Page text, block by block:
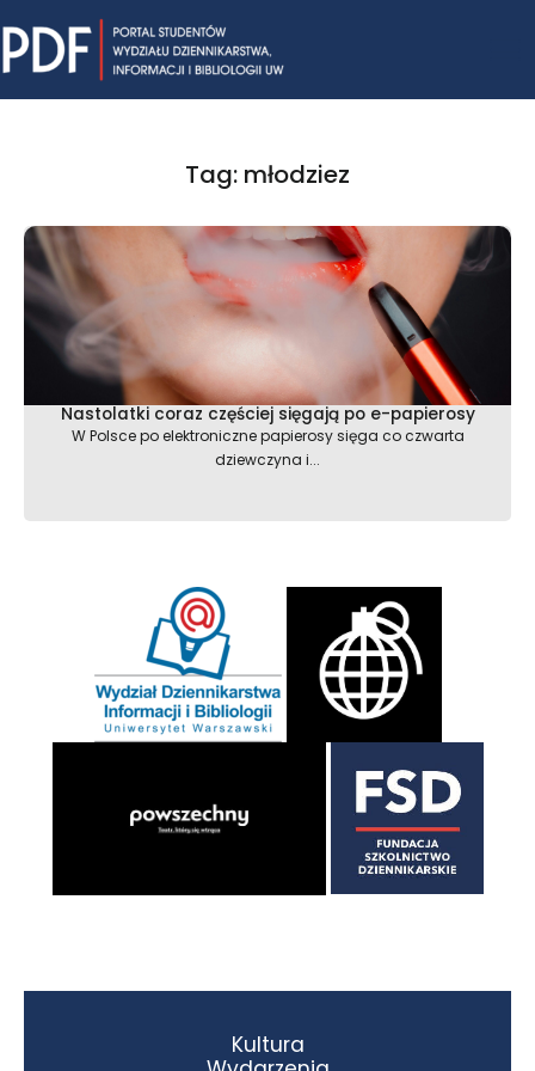
to
content
Tag: młodziez
Nastolatki coraz częściej sięgają po e-papierosy
W Polsce po elektroniczne papierosy sięga co czwarta
dziewczyna i...
Kultura